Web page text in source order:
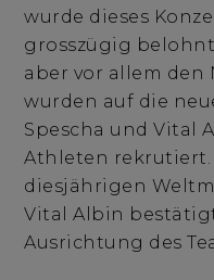
wurde dieses
grosszügig
aber vor allem den
wurden auf die
Spescha und Vital
Athleten rekrutiert.
diesjährigen
Vital Albin
Ausrichtung des